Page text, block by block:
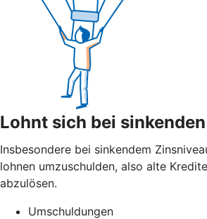
Lohnt sich bei
Insbesondere bei sinkendem
lohnen umzuschulden, also alte
abzulösen.
Umschuldungen